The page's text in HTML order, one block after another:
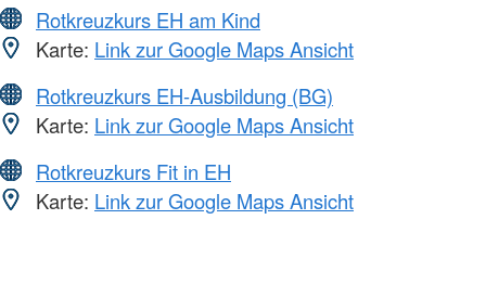
Rotkreuzkurs EH am Kind
Karte: Link zur Google Maps Ansicht
Rotkreuzkurs EH-Ausbildung (BG)
Karte: Link zur Google Maps Ansicht
Rotkreuzkurs Fit in EH
Karte: Link zur Google Maps Ansicht